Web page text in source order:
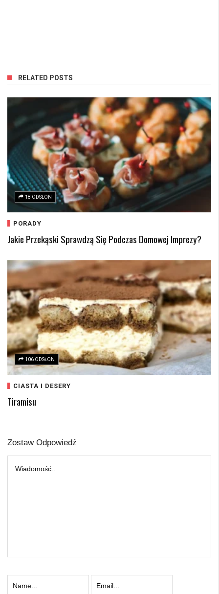
RELATED POSTS
18 ODSŁON
PORADY
Jakie Przekąski Sprawdzą Się Podczas Domowej Imprezy?
106 ODSŁON
CIASTA I DESERY
Tiramisu
Zostaw Odpowiedź